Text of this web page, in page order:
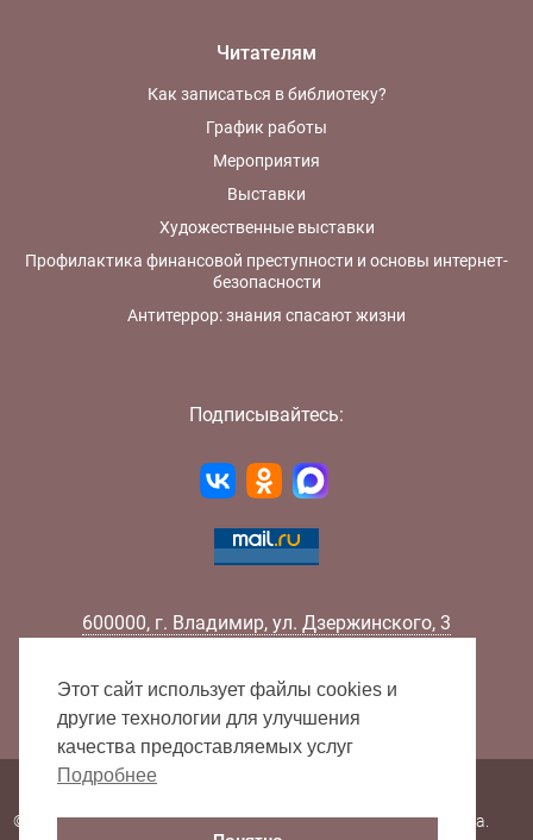
Читателям
Как записаться в библиотеку?
График работы
Мероприятия
Выставки
Художественные выставки
Профилактика финансовой преступности и основы интернет-
безопасности
Антитеррор: знания спасают жизни
Подписывайтесь:
600000, г. Владимир, ул. Дзержинского, 3
Факс:
+7 (4922) 32-52-88
E-mail:
info@lib33.ru
© 2000 - 2026 Владимирская областная научная библиотека.
Этот сайт использует файлы cookies и
другие технологии для улучшения
качества предоставляемых услуг
Подробнее